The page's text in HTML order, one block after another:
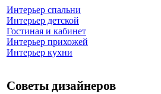
Интерьер спальни
Интерьер детской
Гостиная и кабинет
Интерьер прихожей
Интерьер кухни
Советы дизайнеров